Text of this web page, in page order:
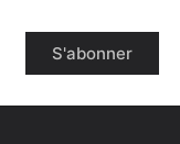
S'abonner